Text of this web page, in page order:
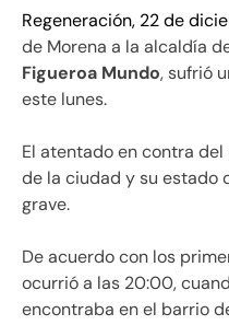
Regeneración, 22 de
de Morena a la alcaldía
Figueroa Mundo, sufrió
este lunes.
El atentado en contra
de la ciudad y su estado
grave.
De acuerdo con los
ocurrió a las 20:00,
encontraba en el barrio